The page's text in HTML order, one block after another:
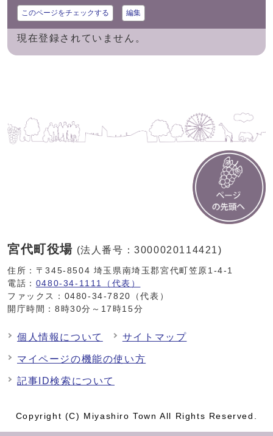
このページをチェックする 編集
現在登録されていません。
宮代町役場 (法人番号：3000020114421)
住所：〒345-8504 埼玉県南埼玉郡宮代町笠原1-4-1
電話： 0480-34-1111（代表）
ファックス：0480-34-7820（代表）
開庁時間：8時30分～17時15分
個人情報について サイトマップ
マイページの機能の使い方
記事ID検索について
Copyright (C) Miyashiro Town All Rights Reserved.